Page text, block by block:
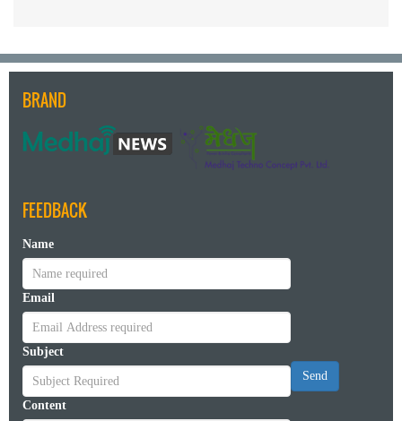
BRAND
FEEDBACK
Name
Email
Subject
Content
Send